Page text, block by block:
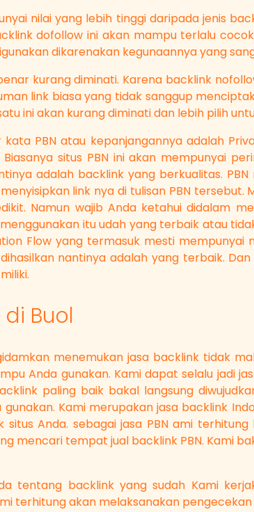
nilai yang lebih tinggi daripada jenis
dofollow ini akan mampu terlalu
dikarenakan kegunaannya yang
kurang diminati. Karena backlink
link biasa yang tidak sanggup
ini akan kurang diminati dan lebih pilih
PBN atau kepanjangannya adalah
situs PBN ini akan mempunyai
adalah backlink yang berkualitas.
link nya di tulisan PBN
Namun wajib Anda ketahui didalam
itu udah yang terbaik atau
Flow yang termasuk mesti mempunyai
nantinya adalah yang terbaik.
di Buol
menemukan jasa backlink tidak
Anda gunakan. Kami dapat selalu jadi
paling baik bakal langsung
Kami merupakan jasa backlink
Anda. sebagai jasa PBN ami
mencari tempat jual backlink PBN. Kami
tentang backlink yang sudah Kami
terhitung akan melaksanakan